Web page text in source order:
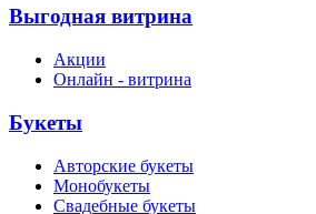
Выгодная витрина
Акции
Онлайн - витрина
Букеты
Авторские букеты
Монобукеты
Свадебные букеты